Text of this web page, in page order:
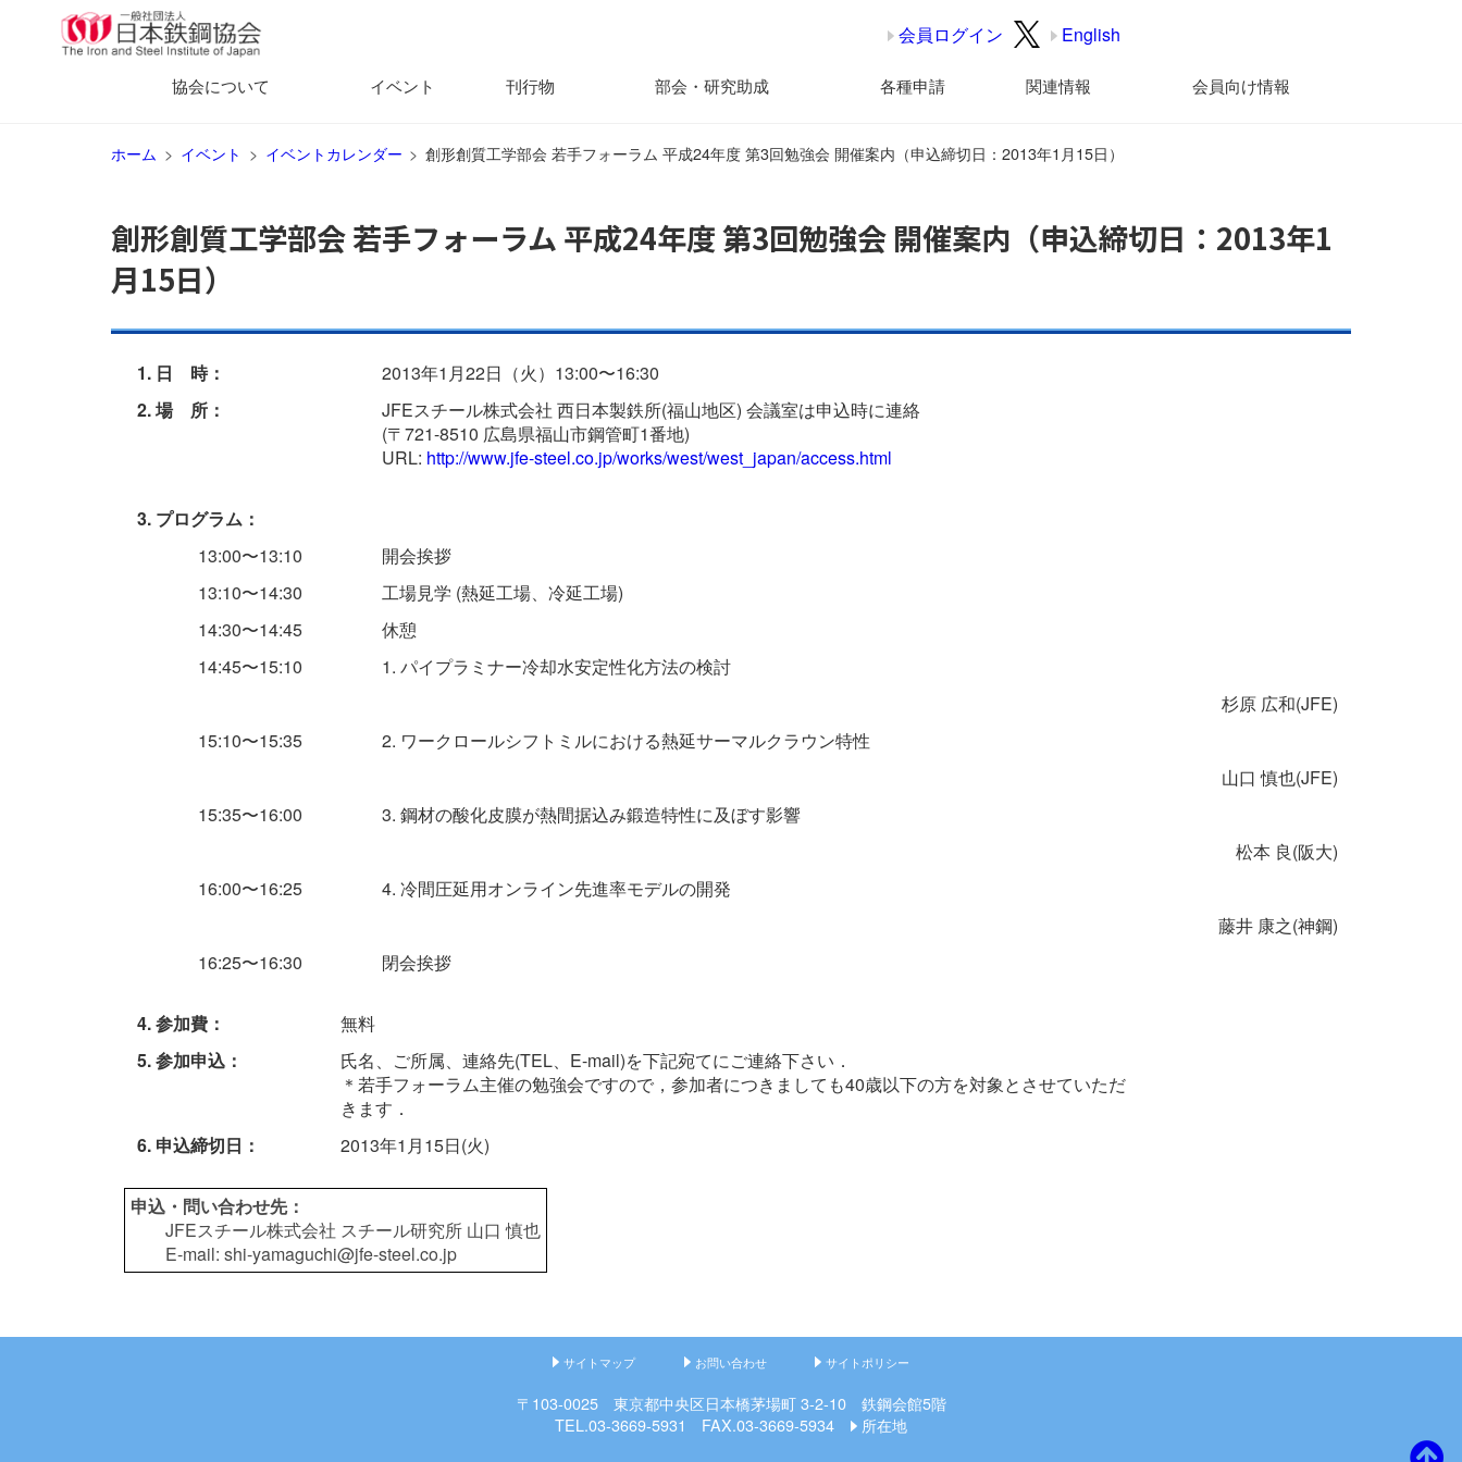
会員ログイン English
協会について イベント 刊行物 部会・研究助成 各種申請 関連情報 会員向け情報
ホーム イベント イベントカレンダー 創形創質工学部会 若手フォーラム 平成24年度 第3回勉強会 開催案内（申込締切日：2013年1月15日）
創形創質工学部会 若手フォーラム 平成24年度 第3回勉強会 開催案内（申込締切日：2013年1
月15日）
1. 日 時：
2013年1月22日（火）13:00〜16:30
2. 場 所：
JFEスチール株式会社 西日本製鉄所(福山地区) 会議室は申込時に連絡
(〒721-8510 広島県福山市鋼管町1番地)
URL: http://www.jfe-steel.co.jp/works/west/west_japan/access.html
3. プログラム：
13:00〜13:10
開会挨拶
13:10〜14:30
工場見学 (熱延工場、冷延工場)
14:30〜14:45
休憩
14:45〜15:10
1. パイプラミナー冷却水安定性化方法の検討
杉原 広和(JFE)
15:10〜15:35
2. ワークロールシフトミルにおける熱延サーマルクラウン特性
山口 慎也(JFE)
15:35〜16:00
3. 鋼材の酸化皮膜が熱間据込み鍛造特性に及ぼす影響
松本 良(阪大)
16:00〜16:25
4. 冷間圧延用オンライン先進率モデルの開発
藤井 康之(神鋼)
16:25〜16:30
閉会挨拶
4. 参加費：
無料
5. 参加申込：
氏名、ご所属、連絡先(TEL、E-mail)を下記宛てにご連絡下さい．
＊若手フォーラム主催の勉強会ですので，参加者につきましても40歳以下の方を対象とさせていただ
きます．
6. 申込締切日：
2013年1月15日(火)
申込・問い合わせ先：
JFEスチール株式会社 スチール研究所 山口 慎也
E-mail: shi-yamaguchi@jfe-steel.co.jp
サイトマップ お問い合わせ サイトポリシー
〒103-0025 東京都中央区日本橋茅場町 3-2-10 鉄鋼会館5階
TEL.03-3669-5931 FAX.03-3669-5934
所在地